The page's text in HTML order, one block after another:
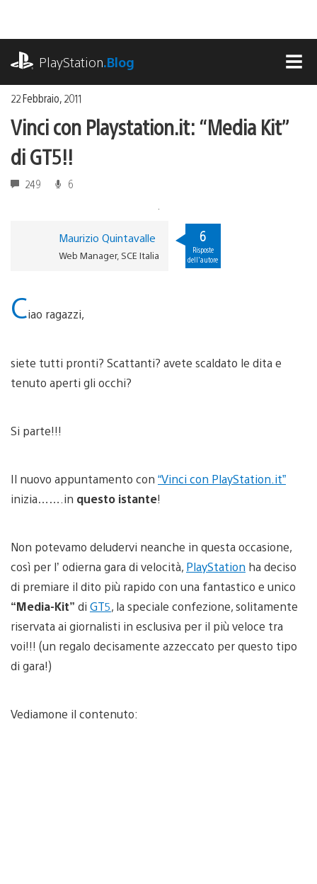
contenuto
PlayStation.Blog
22 Febbraio, 2011
Vinci con Playstation.it: “Media Kit”
di GT5!!
249 6
Maurizio Quintavalle
Web Manager, SCE Italia
6
Risposte
dell'autore
Ciao ragazzi,
siete tutti pronti? Scattanti? avete scaldato le dita e
tenuto aperti gli occhi?
Si parte!!!
Il nuovo appuntamento con “Vinci con PlayStation.it”
inizia…….in questo istante!
Non potevamo deludervi neanche in questa occasione,
così per l’ odierna gara di velocità, PlayStation ha deciso
di premiare il dito più rapido con una fantastico e unico
“Media-Kit” di GT5, la speciale confezione, solitamente
riservata ai giornalisti in esclusiva per il più veloce tra
voi!!! (un regalo decisamente azzeccato per questo tipo
di gara!)
Vediamone il contenuto: